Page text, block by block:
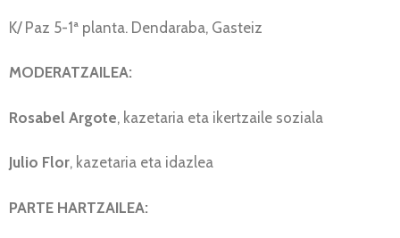
K/ Paz 5-1ª planta. Dendaraba, Gasteiz
MODERATZAILEA:
Rosabel Argote, kazetaria eta ikertzaile soziala
Julio Flor, kazetaria eta idazlea
PARTE HARTZAILEA: